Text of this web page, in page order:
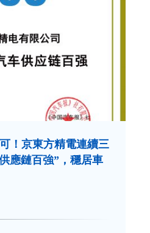
！京東方精電連續三
應鏈百強”，穩居車